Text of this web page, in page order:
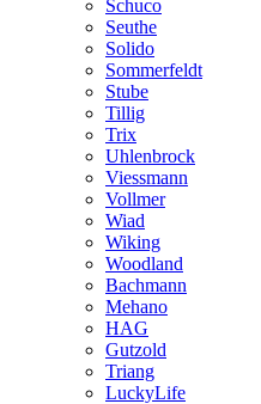
Schuco
Seuthe
Solido
Sommerfeldt
Stube
Tillig
Trix
Uhlenbrock
Viessmann
Vollmer
Wiad
Wiking
Woodland
Bachmann
Mehano
HAG
Gutzold
Triang
LuckyLife